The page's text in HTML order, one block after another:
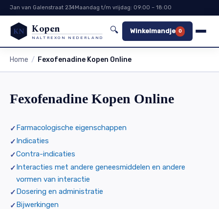
Jan van Galenstraat 234Maandag t/m vrijdag: 09:00 – 18:00
KN Kopen
NALTREXON NEDERLAND
🔍 Winkelmandje 0
Home Fexofenadine Kopen Online
Fexofenadine Kopen Online
Farmacologische eigenschappen
Indicaties
Contra-indicaties
Interacties met andere geneesmiddelen en andere
vormen van interactie
Dosering en administratie
Bijwerkingen